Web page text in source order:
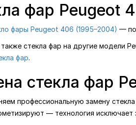
фар Peugeot
фары Peugeot 406 (1995–2004) —
стекла фар на другие модели
фар.
стекла фар
профессиональную замену
— технология